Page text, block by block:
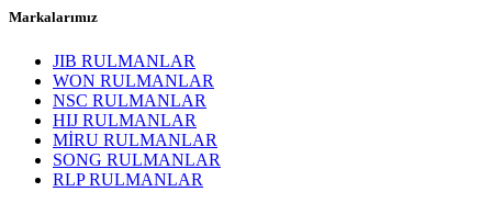
Markalarımız
JIB RULMANLAR
WON RULMANLAR
NSC RULMANLAR
HIJ RULMANLAR
MİRU RULMANLAR
SONG RULMANLAR
RLP RULMANLAR